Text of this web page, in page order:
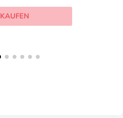
KAUFEN